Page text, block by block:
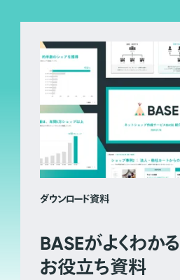
ダウンロード資料
BASEがよくわかる
お役立ち資料